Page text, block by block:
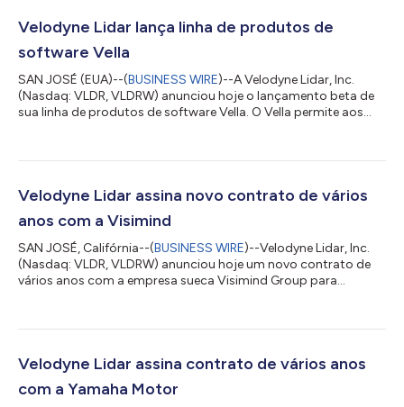
Velodyne Lidar lança linha de produtos de
software Vella
SAN JOSÉ (EUA)--(BUSINESS WIRE)--A Velodyne Lidar, Inc.
(Nasdaq: VLDR, VLDRW) anunciou hoje o lançamento beta de
sua linha de produtos de software Vella. O Vella permite aos
autônomos. Usando a plataforma on-line Vella Portal, os
ofertas de software Vella, que incluem Vella Go para
gerenciamento de sensores lidar, Vella Per...
Velodyne Lidar assina novo contrato de vários
anos com a Visimind
SAN JOSÉ, Califórnia--(BUSINESS WIRE)--Velodyne Lidar, Inc.
(Nasdaq: VLDR, VLDRW) anunciou hoje um novo contrato de
vários anos com a empresa sueca Visimind Group para
gestão de vegetação com o uso da tecnologia Lidar da
longa data entre a Visimind e a Velodyne Lidar, incluindo um
acordo de fornecimento de 3 anos para...
Velodyne Lidar assina contrato de vários anos
com a Yamaha Motor